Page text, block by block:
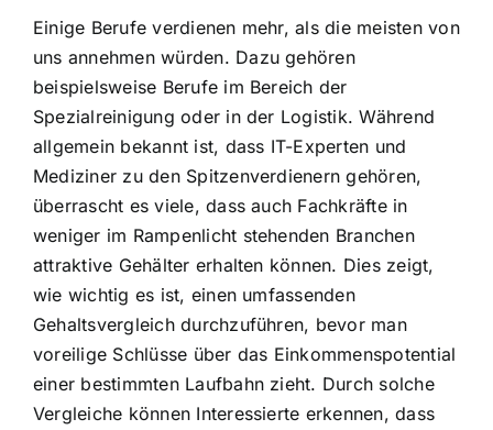
Einige Berufe verdienen mehr, als die meisten von
uns annehmen würden. Dazu gehören
beispielsweise Berufe im Bereich der
Spezialreinigung oder in der Logistik. Während
allgemein bekannt ist, dass IT-Experten und
Mediziner zu den Spitzenverdienern gehören,
überrascht es viele, dass auch Fachkräfte in
weniger im Rampenlicht stehenden Branchen
attraktive Gehälter erhalten können. Dies zeigt,
wie wichtig es ist, einen umfassenden
Gehaltsvergleich durchzuführen, bevor man
voreilige Schlüsse über das Einkommenspotential
einer bestimmten Laufbahn zieht. Durch solche
Vergleiche können Interessierte erkennen, dass